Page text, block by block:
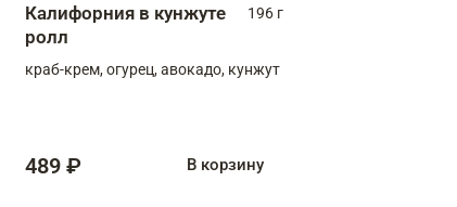
Калифорния в кунжуте
ролл
196 г
краб-крем, огурец, авокадо, кунжут
489 ₽ В корзину